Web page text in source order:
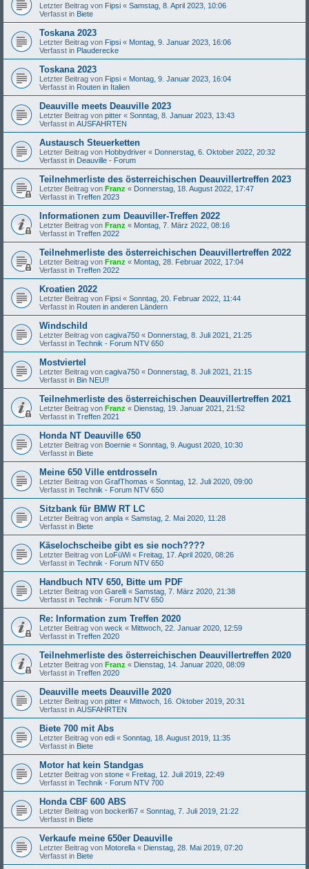
Letzter Beitrag von Fipsi « Samstag, 8. April 2023, 10:06
Verfasst in Biete
Toskana 2023
Letzter Beitrag von Fipsi « Montag, 9. Januar 2023, 16:06
Verfasst in Plauderecke
Toskana 2023
Letzter Beitrag von Fipsi « Montag, 9. Januar 2023, 16:04
Verfasst in Routen in Italien
Deauville meets Deauville 2023
Letzter Beitrag von pitter « Sonntag, 8. Januar 2023, 13:43
Verfasst in AUSFAHRTEN
Austausch Steuerketten
Letzter Beitrag von Hobbydriver « Donnerstag, 6. Oktober 2022, 20:32
Verfasst in Deauville - Forum
Teilnehmerliste des österreichischen Deauvillertreffen 2023
Letzter Beitrag von Franz « Donnerstag, 18. August 2022, 17:47
Verfasst in Treffen 2023
Informationen zum Deauviller-Treffen 2022
Letzter Beitrag von Franz « Montag, 7. März 2022, 08:16
Verfasst in Treffen 2022
Teilnehmerliste des österreichischen Deauvillertreffen 2022
Letzter Beitrag von Franz « Montag, 28. Februar 2022, 17:04
Verfasst in Treffen 2022
Kroatien 2022
Letzter Beitrag von Fipsi « Sonntag, 20. Februar 2022, 11:44
Verfasst in Routen in anderen Ländern
Windschild
Letzter Beitrag von cagiva750 « Donnerstag, 8. Juli 2021, 21:25
Verfasst in Technik - Forum NTV 650
Mostviertel
Letzter Beitrag von cagiva750 « Donnerstag, 8. Juli 2021, 21:15
Verfasst in Bin NEU!!
Teilnehmerliste des österreichischen Deauvillertreffen 2021
Letzter Beitrag von Franz « Dienstag, 19. Januar 2021, 21:52
Verfasst in Treffen 2021
Honda NT Deauville 650
Letzter Beitrag von Boernie « Sonntag, 9. August 2020, 10:30
Verfasst in Biete
Meine 650 Ville entdrosseln
Letzter Beitrag von GrafThomas « Sonntag, 12. Juli 2020, 09:00
Verfasst in Technik - Forum NTV 650
Sitzbank für BMW RT LC
Letzter Beitrag von anpla « Samstag, 2. Mai 2020, 11:28
Verfasst in Biete
Käselochscheibe gibt es sie noch????
Letzter Beitrag von LoFüWi « Freitag, 17. April 2020, 08:26
Verfasst in Technik - Forum NTV 650
Handbuch NTV 650, Bitte um PDF
Letzter Beitrag von Garelli « Samstag, 7. März 2020, 21:38
Verfasst in Technik - Forum NTV 650
Re: Information zum Treffen 2020
Letzter Beitrag von weck « Mittwoch, 22. Januar 2020, 12:59
Verfasst in Treffen 2020
Teilnehmerliste des österreichischen Deauvillertreffen 2020
Letzter Beitrag von Franz « Dienstag, 14. Januar 2020, 08:09
Verfasst in Treffen 2020
Deauville meets Deauville 2020
Letzter Beitrag von pitter « Mittwoch, 16. Oktober 2019, 20:31
Verfasst in AUSFAHRTEN
Biete 700 mit Abs
Letzter Beitrag von edi « Sonntag, 18. August 2019, 11:35
Verfasst in Biete
Motor hat kein Standgas
Letzter Beitrag von stone « Freitag, 12. Juli 2019, 22:49
Verfasst in Technik - Forum NTV 700
Honda CBF 600 ABS
Letzter Beitrag von bockerl67 « Sonntag, 7. Juli 2019, 21:22
Verfasst in Biete
Verkaufe meine 650er Deauville
Letzter Beitrag von Motorella « Dienstag, 28. Mai 2019, 07:20
Verfasst in Biete